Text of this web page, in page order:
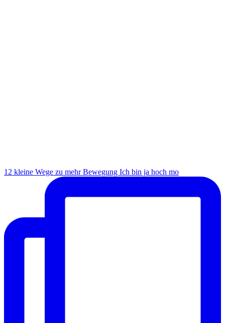
12 kleine Wege zu mehr Bewegung Ich bin ja hoch mo